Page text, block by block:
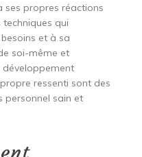
ses propres réactions
techniques qui
et à sa
soi-même et
développement
ressenti sont des
personnel sain et